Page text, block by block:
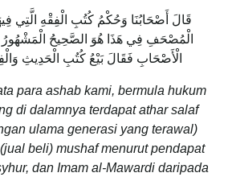
قَالَ أَصْحَابُنَا وَحُكْمُ كُتُبِ الْفِقْهِ الَّتِي
الْمُصْحَفِ فِي هَذَا هُوَ الصَّحِيحُ
الْأَصْحَابِ فَقَالَ بَيْعُ كُتُبِ الْحَدِيثِ
para ashab kami, bermula hukum
di dalamnya terdapat athar salaf
ulama generasi yang terawal)
beli) mushaf menurut pendapat
dan Imam al-Mawardi daripada